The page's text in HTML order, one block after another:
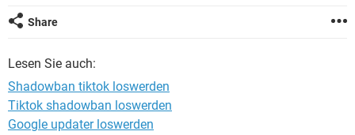
Share
Lesen Sie auch:
Shadowban tiktok loswerden
Tiktok shadowban loswerden
Google updater loswerden